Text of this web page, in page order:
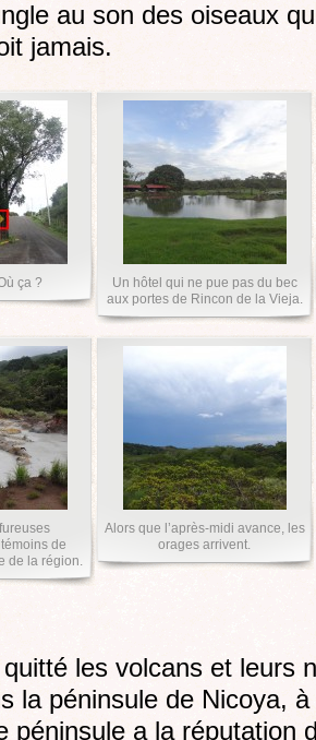
au son des oiseaux
jamais.
ça ?
Un hôtel qui ne pue pas du bec
aux portes de Rincon de la Vieja.
de
de la région.
Alors que l’après-midi avance, les
orages arrivent.
les volcans et leurs
la péninsule de Nicoya,
péninsule a la réputation